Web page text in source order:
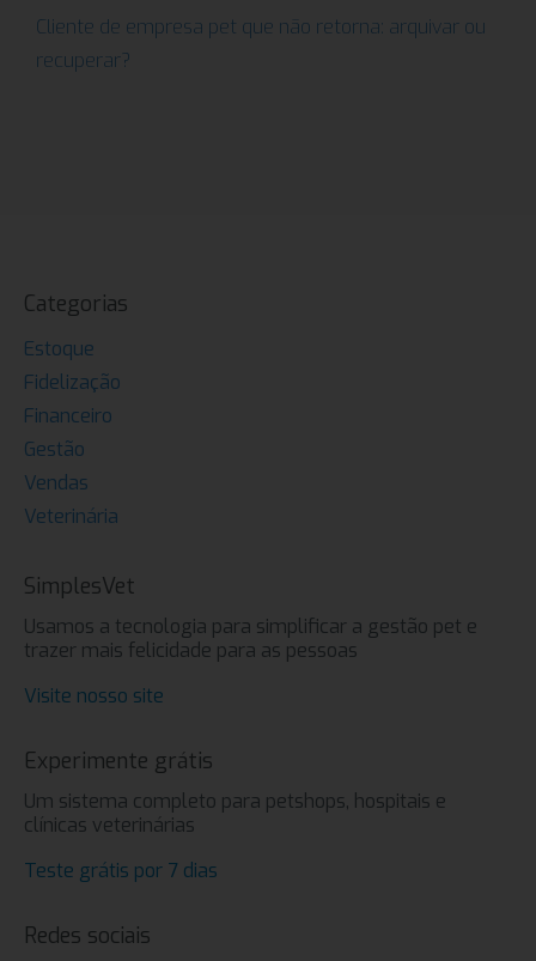
Cliente de empresa pet que não retorna: arquivar ou
recuperar?
Categorias
Estoque
Fidelização
Financeiro
Gestão
Vendas
Veterinária
SimplesVet
Usamos a tecnologia para simplificar a gestão pet e
trazer mais felicidade para as pessoas
Visite nosso site
Experimente grátis
Um sistema completo para petshops, hospitais e
clínicas veterinárias
Teste grátis por 7 dias
Redes sociais